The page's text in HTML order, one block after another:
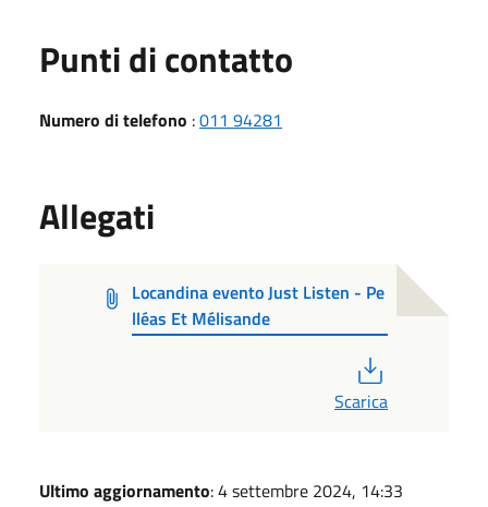
Punti di contatto
Numero di telefono :011 94281
Allegati
Locandina evento Just Listen - Pe
lléas Et Mélisande
Scarica
Ultimo aggiornamento: 4 settembre 2024, 14:33